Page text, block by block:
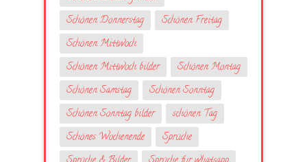
Schönen Donnerstag
Schönen Freitag
Schönen Mittwoch
Schönen Mittwoch bilder
Schönen Montag
Schönen Samstag
Schönen Sonntag
Schönen Sonntag bilder
schönen Tag
Schönes Wochenende
Sprüche